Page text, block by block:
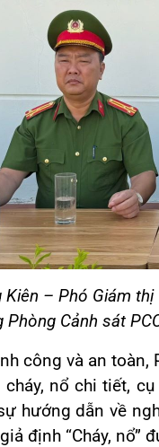
– Phó Giám
Phòng Cảnh sát
công và an
nổ chi tiết,
hướng dẫn về
định “Cháy,